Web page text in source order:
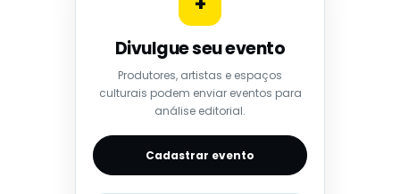
Divulgue seu evento
Produtores, artistas e espaços
culturais podem enviar eventos para
análise editorial.
Cadastrar evento